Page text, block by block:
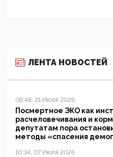
ЛЕНТА НОВОСТЕЙ
06:48, 21 Июля 2026
Посмертное ЭКО как
расчеловечивания и
депутатам пора
методы «спасения
10:34, 07 Июля 2026